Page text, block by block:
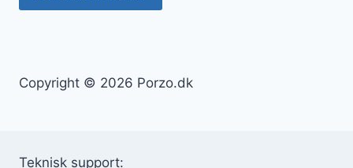
Copyright © 2026 Porzo.dk
Teknisk support: